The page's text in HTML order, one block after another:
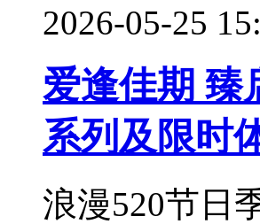
2026-05-25
爱逢佳期 臻
系列及限时
浪漫520节日